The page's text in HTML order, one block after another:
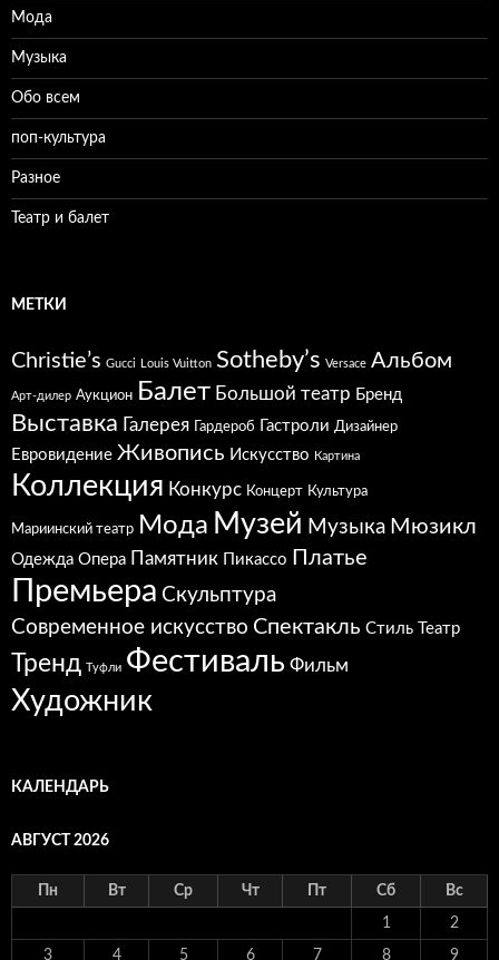
Мода
Музыка
Обо всем
поп-культура
Разное
Театр и балет
МЕТКИ
Christie’s Gucci Louis Vuitton Sotheby’s Versace Альбом
Арт-дилер Аукцион Балет Большой театр Бренд
Выставка Галерея Гардероб Гастроли Дизайнер
Евровидение Живопись Искусство Картина
Коллекция Конкурс Концерт Культура
Мариинский театр Мода Музей Музыка Мюзикл
Одежда Опера Памятник Пикассо Платье
Премьера Скульптура
Современное искусство Спектакль Стиль Театр
Тренд Туфли Фестиваль Фильм
Художник
КАЛЕНДАРЬ
АВГУСТ 2026
Пн Вт Ср Чт Пт Сб Вс
1 2
3 4 5 6 7 8 9